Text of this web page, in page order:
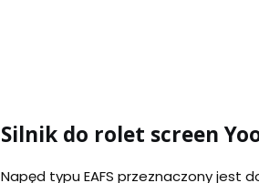
Silnik do rolet screen
Napęd typu EAFS przeznaczony jest